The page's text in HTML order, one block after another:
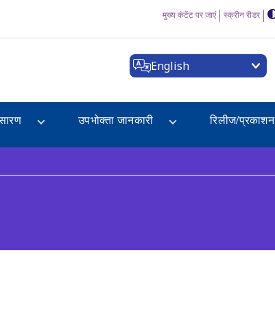
मुख्य कंटेंट पर जाएं स्क्रीन रीडर
English
उपभोक्ता जानकारी रिलीज/प्रकाशन